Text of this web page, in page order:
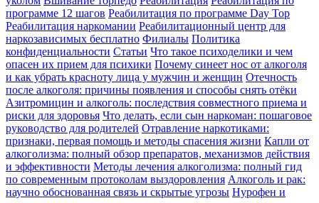
программе 12 шагов Реабилитация по программе Day Top
Реабилитация наркомании Реабилитационный центр для
наркозависимых бесплатно Филиалы Политика
конфиденциальности Статьи Что такое психоделики и чем
опасен их прием для психики Почему синеет нос от алкоголя
и как убрать красноту лица у мужчин и женщин Отечность
после алкоголя: причины появления и способы снять отёки
Азитромицин и алкоголь: последствия совместного приема и
риски для здоровья Что делать, если сын наркоман: пошаговое
руководство для родителей Отравление наркотиками:
признаки, первая помощь и методы спасения жизни Капли от
алкоголизма: полный обзор препаратов, механизмов действия
и эффективности Методы лечения алкоголизма: полный гид
по современным протоколам выздоровления Алкоголь и рак:
научно обоснованная связь и скрытые угрозы Нурофен и